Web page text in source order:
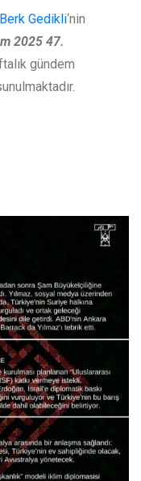
Gedikli‘nin
2025 47.
gündem